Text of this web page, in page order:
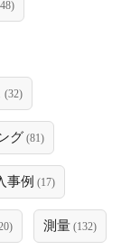
(32)
グ (81)
事例 (17)
測量 (132)